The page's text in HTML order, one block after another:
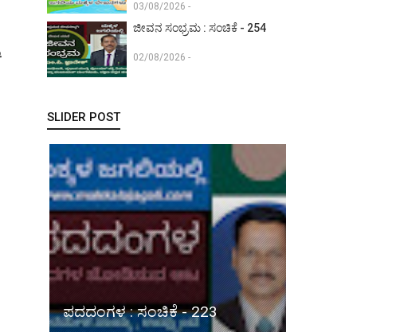
03/08/2026 -
ಜೀವನ ಸಂಭ್ರಮ : ಸಂಚಿಕೆ - 254
02/08/2026 -
SLIDER POST
ಪದದಂಗಳ : ಸಂಚಿಕೆ - 223